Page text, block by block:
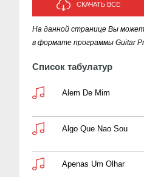
СКАЧАТЬ ВСЕ
На данной странице Вы
в формате программы Guitar
Список табулатур
Alem De Mim
Algo Que Nao Sou
Apenas Um Olhar